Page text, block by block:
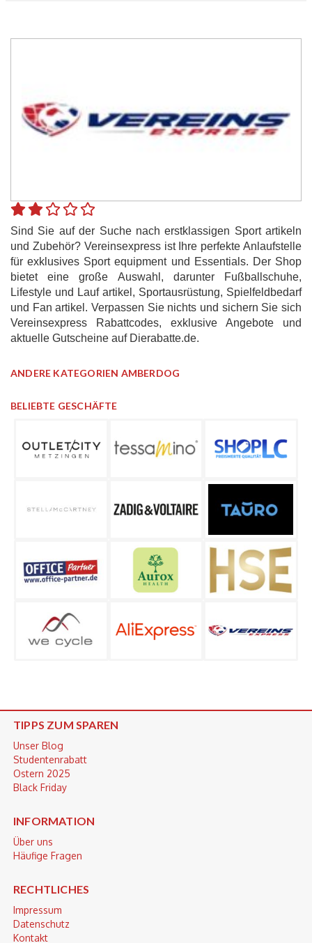
Sind Sie auf der Suche nach erstklassigen Sport artikeln
und Zubehör? Vereinsexpress ist Ihre perfekte Anlaufstelle
für exklusives Sport equipment und Essentials. Der Shop
bietet eine große Auswahl, darunter Fußballschuhe,
Lifestyle und Lauf artikel, Sportausrüstung, Spielfeldbedarf
und Fan artikel. Verpassen Sie nichts und sichern Sie sich
Vereinsexpress Rabattcodes, exklusive Angebote und
aktuelle Gutscheine auf Dierabatte.de.
ANDERE KATEGORIEN AMBERDOG
BELIEBTE GESCHÄFTE
TIPPS ZUM SPAREN
Unser Blog
Studentenrabatt
Ostern 2025
Black Friday
INFORMATION
Über uns
Häufige Fragen
RECHTLICHES
Impressum
Datenschutz
Kontakt